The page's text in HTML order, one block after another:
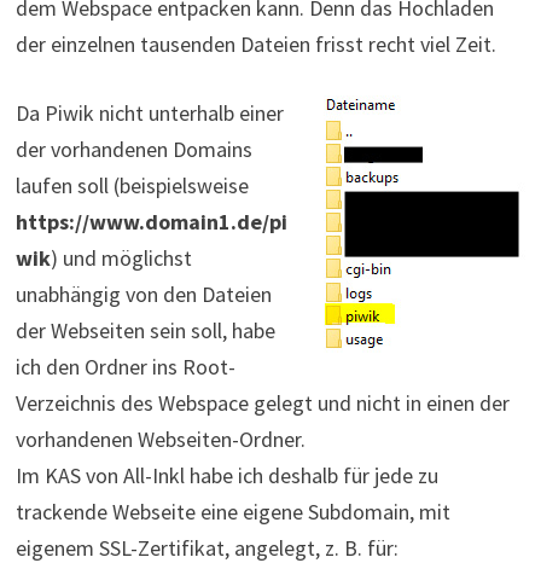
dem Webspace entpacken kann. Denn das Hochladen
der einzelnen tausenden Dateien frisst recht viel Zeit.
Da Piwik nicht unterhalb einer
der vorhandenen Domains
laufen soll (beispielsweise
https://www.domain1.de/pi
wik) und möglichst
unabhängig von den Dateien
der Webseiten sein soll, habe
ich den Ordner ins Root-
Verzeichnis des Webspace gelegt und nicht in einen der
vorhandenen Webseiten-Ordner.
Im KAS von All-Inkl habe ich deshalb für jede zu
trackende Webseite eine eigene Subdomain, mit
eigenem SSL-Zertifikat, angelegt, z. B. für: